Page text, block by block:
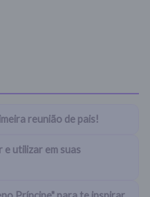
reunião de pais!
utilizar em suas